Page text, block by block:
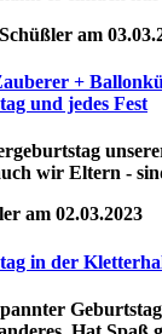
am
+
und jedes Fest
wir Eltern -
am 02.03.2023
in der